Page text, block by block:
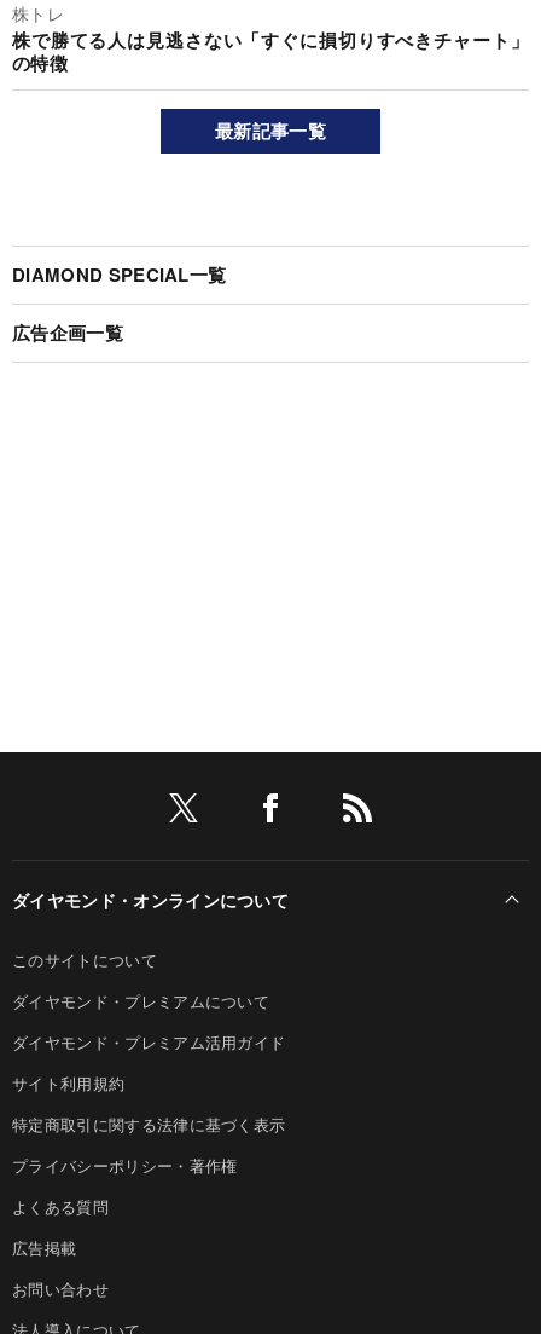
株トレ
株で勝てる人は見逃さない「すぐに損切りすべきチャート」
の特徴
最新記事一覧
DIAMOND SPECIAL一覧
広告企画一覧
ダイヤモンド・オンラインについて
このサイトについて
ダイヤモンド・プレミアムについて
ダイヤモンド・プレミアム活用ガイド
サイト利用規約
特定商取引に関する法律に基づく表示
プライバシーポリシー・著作権
よくある質問
広告掲載
お問い合わせ